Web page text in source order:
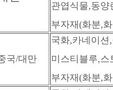
관엽식물,동양
부자재(화분,
국/대만
국화,카네이션
미스티블루,스
부자재(화분,